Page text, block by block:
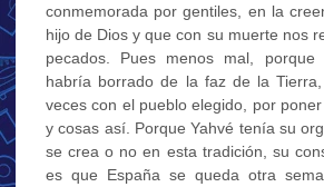
conmemorada por gentiles, en la
hijo de Dios y que con su muerte nos
pecados. Pues menos mal,
habría borrado de la faz de la
veces con el pueblo elegido, por
y cosas así. Porque Yahvé tenía su
se crea o no en esta tradición, su
es que España se queda otra